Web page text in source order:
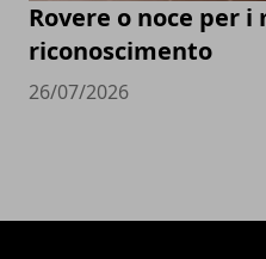
Rovere o noce per
riconoscimento
26/07/2026